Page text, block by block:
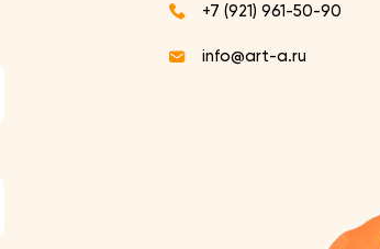
+7 (921) 961-50-90
info@art-a.ru